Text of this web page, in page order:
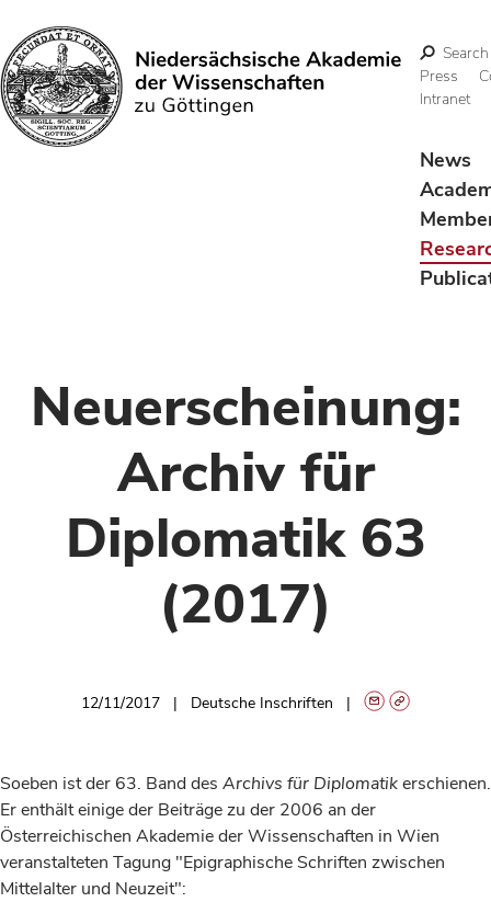
Search
Search
Press
Intranet
News
Neuerscheinung:
Archiv für
Diplomatik 63
(2017)
12/11/2017 Deutsche Inschriften
Soeben ist der 63. Band des Archivs für Diplomatikerschienen.
Er enthält einige der Beiträge zu der 2006 an der
Österreichischen Akademie der Wissenschaften in Wien
veranstalteten Tagung "Epigraphische Schriften zwischen
Mittelalter und Neuzeit":